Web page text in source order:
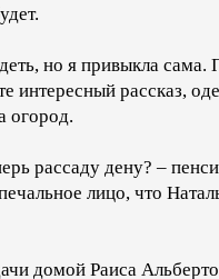
но я привыкла сама.
интересный рассказ,
огород.
рассаду дену? –
лицо, что
домой Раиса